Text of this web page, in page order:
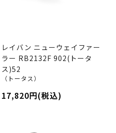
レイバン ニューウェイファー
ラー RB2132F 902(トータ
ス)52
（トータス）
17,820円(税込)